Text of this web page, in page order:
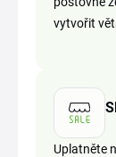
vytvořit
Uplatněte